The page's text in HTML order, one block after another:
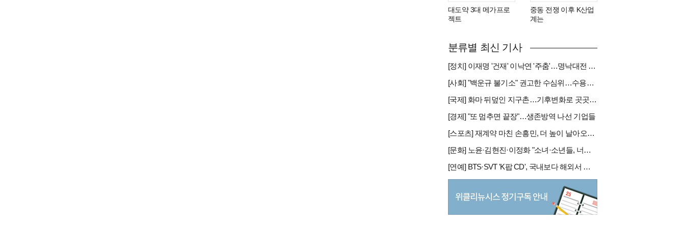
대도약 3대 메가프로
젝트
중동 전쟁 이후 K산업
계는
분류별 최신 기사
[정치] 이재명 '건재' 이낙연 '주춤'…명낙대전 불안한 휴전
[사회] "백운규 불기소" 권고한 수심위…수용땐 줄소송 피할듯
[국제] 화마 뒤덮인 지구촌…기후변화로 곳곳 대형 화재
[경제] "또 멈추면 끝장"…생존방역 나선 기업들
[스포츠] 재계약 마친 손흥민, 더 높이 날아오를까
[문화] 노윤·김현진·이정화 "소녀·소년들, 너희는 혼자가 아니야"
[연예] BTS·SVT 'K팝 CD', 국내보다 해외서 더 팔린다 왜?